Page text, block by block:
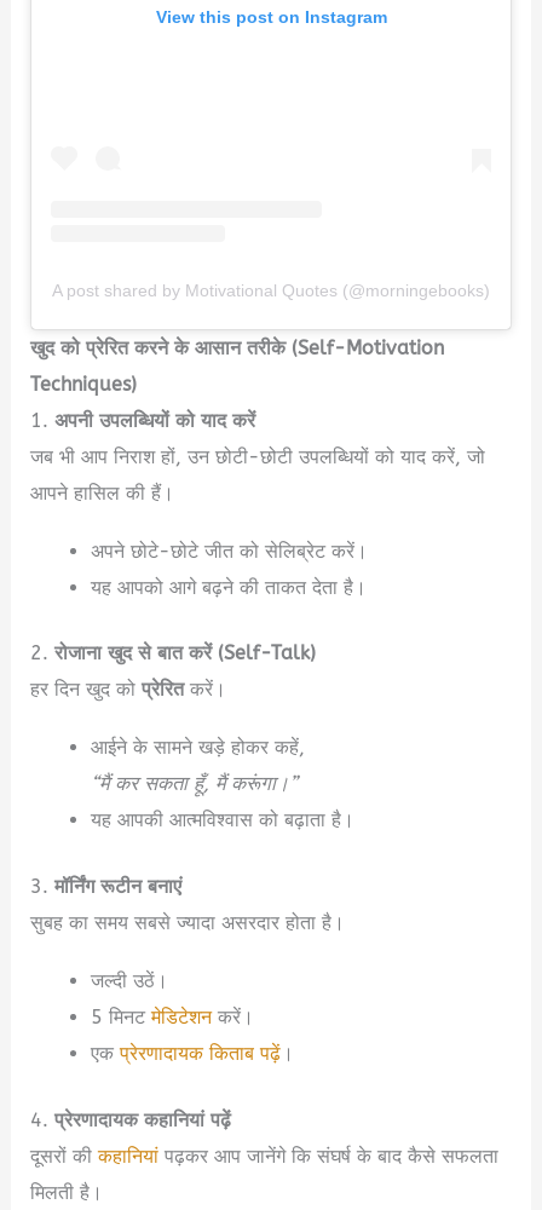
View this post on Instagram
A post shared by Motivational Quotes (@morningebooks)
खुद को प्रेरित करने के आसान तरीके (Self-Motivation
Techniques)
1.अपनी उपलब्धियों को याद करें
जब भी आप निराश हों, उन छोटी-छोटी उपलब्धियों को याद करें, जो
आपने हासिल की हैं।
अपने छोटे-छोटे जीत को सेलिब्रेट करें।
यह आपको आगे बढ़ने की ताकत देता है।
2.रोजाना खुद से बात करें (Self-Talk)
हर दिन खुद कोप्रेरितकरें।
आईने के सामने खड़े होकर कहें,
“मैं कर सकता हूँ, मैं करूंगा।”
यह आपकी आत्मविश्वास को बढ़ाता है।
3.मॉर्निंग रूटीन बनाएं
सुबह का समय सबसे ज्यादा असरदार होता है।
जल्दी उठें।
5 मिनटमेडिटेशन करें।
एकप्रेरणादायक किताब पढ़ें।
4.प्रेरणादायक कहानियां पढ़ें
दूसरों कीकहानियांपढ़कर आप जानेंगे कि संघर्ष के बाद कैसे सफलता
मिलती है।